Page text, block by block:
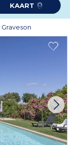
KAART
Graveson